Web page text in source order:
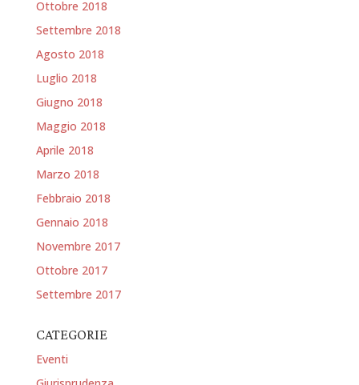
Ottobre 2018
Settembre 2018
Agosto 2018
Luglio 2018
Giugno 2018
Maggio 2018
Aprile 2018
Marzo 2018
Febbraio 2018
Gennaio 2018
Novembre 2017
Ottobre 2017
Settembre 2017
CATEGORIE
Eventi